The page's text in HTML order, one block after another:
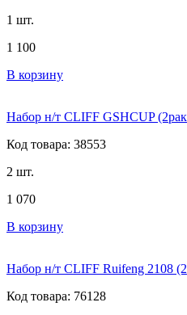
1 шт.
1 100
В корзину
Набор н/т CLIFF GSHCUP
Код товара: 38553
2 шт.
1 070
В корзину
Набор н/т CLIFF Ruifeng 2108
Код товара: 76128